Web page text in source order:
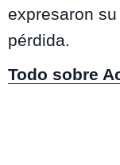
expresaron
pérdida.
Todo sobre